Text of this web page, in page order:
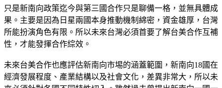
只是新南向政策迄今與第三國合作只是聊備一格，並無具體成
果。主要是因為日星兩國本身推動機制綿密，資金雄厚，台灣
所能扮演角色有限。所以未來台灣必須首要了解台美合作互補
性，才能發揮合作綜效。
未來台美合作也應評估新南向市埸的涵蓋範圍，新南向18國在
經濟發展程度、產業結構以及社會文化，差異非常大，所以未